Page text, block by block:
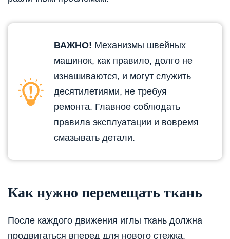
ВАЖНО! Механизмы швейных
машинок, как правило, долго не
изнашиваются, и могут служить
десятилетиями, не требуя
ремонта. Главное соблюдать
правила эксплуатации и вовремя
смазывать детали.
Как нужно перемещать ткань
После каждого движения иглы ткань должна
продвигаться вперед для нового стежка.